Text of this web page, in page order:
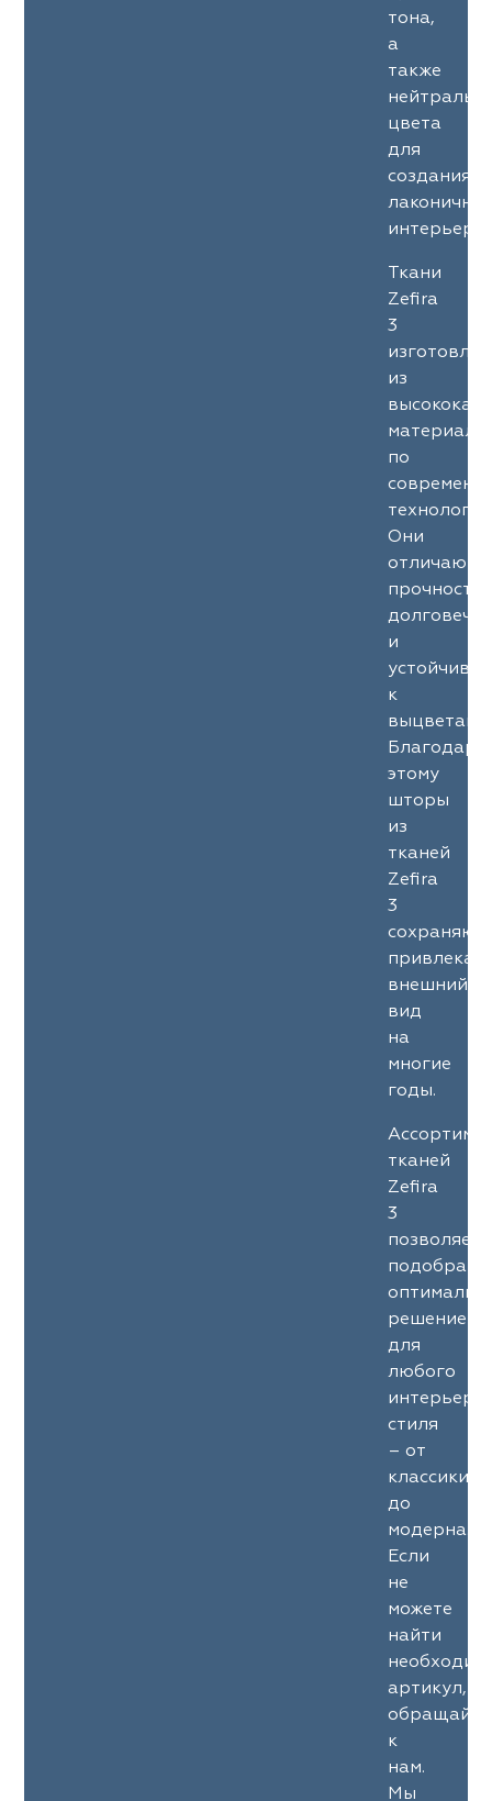
тона,
а
также
цвета
для
создания
Ткани
Zefira
3
из
по
Они
и
к
Благодаря
этому
шторы
из
тканей
Zefira
3
сохраняют
внешний
вид
на
многие
годы.
тканей
Zefira
3
позволяет
подобрать
решение
для
любого
стиля
– от
классики
до
модерна.
Если
не
можете
найти
артикул,
к
нам.
Мы